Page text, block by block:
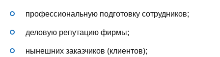
профессиональную подготовку сотрудников;
деловую репутацию фирмы;
нынешних заказчиков (клиентов);